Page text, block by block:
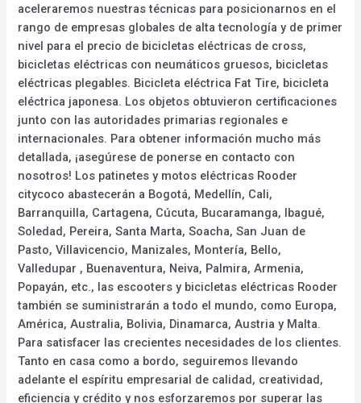
aceleraremos nuestras técnicas para posicionarnos en el
rango de empresas globales de alta tecnología y de primer
nivel para el precio de bicicletas eléctricas de cross,
bicicletas eléctricas con neumáticos gruesos, bicicletas
eléctricas plegables. Bicicleta eléctrica Fat Tire, bicicleta
eléctrica japonesa. Los objetos obtuvieron certificaciones
junto con las autoridades primarias regionales e
internacionales. Para obtener información mucho más
detallada, ¡asegúrese de ponerse en contacto con
nosotros! Los patinetes y motos eléctricas Rooder
citycoco abastecerán a Bogotá, Medellín, Cali,
Barranquilla, Cartagena, Cúcuta, Bucaramanga, Ibagué,
Soledad, Pereira, Santa Marta, Soacha, San Juan de
Pasto, Villavicencio, Manizales, Montería, Bello,
Valledupar , Buenaventura, Neiva, Palmira, Armenia,
Popayán, etc., las escooters y bicicletas eléctricas Rooder
también se suministrarán a todo el mundo, como Europa,
América, Australia, Bolivia, Dinamarca, Austria y Malta.
Para satisfacer las crecientes necesidades de los clientes.
Tanto en casa como a bordo, seguiremos llevando
adelante el espíritu empresarial de calidad, creatividad,
eficiencia y crédito y nos esforzaremos por superar las